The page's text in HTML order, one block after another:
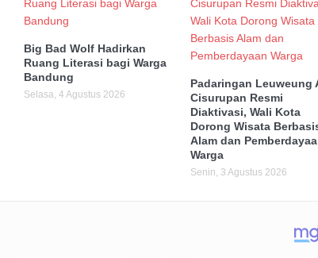
Big Bad Wolf Hadirkan
Ruang Literasi bagi Warga
Bandung
Selasa, 4 Agustus 2026
Padaringan Leuweung
Cisurupan Resmi
Diaktivasi, Wali Kota
Dorong Wisata
Alam dan
Warga
Senin, 3 Agustus 2026